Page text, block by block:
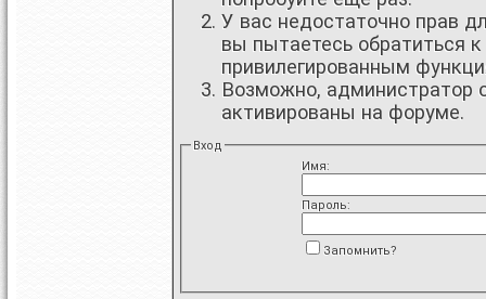
У вас недостаточно прав
вы пытаетесь обратиться
привилегированным
Возможно, администратор
активированы на форуме.
Вход
Имя:
Пароль:
Запомнить?